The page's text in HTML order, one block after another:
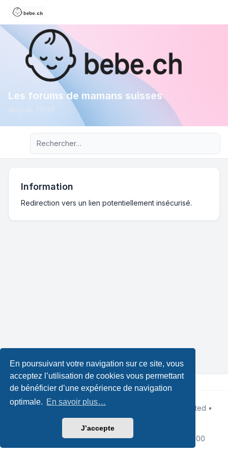
En poursuivant votre navigation sur ce site, vous
acceptez l’utilisation de cookies vous permettant
de bénéficier d’une expérience de navigation
optimale. En savoir plus…
J’accepte
Les forums de mamans suisses
Recherche avancée
Information
Redirection vers un lien potentiellement insécurisé.
Développé parphpBB® Forum Software © phpBB Limited •
Leenoz.com
Traduction française officielle©
|Conditions|Fuseau horaire sur UTC+02:00